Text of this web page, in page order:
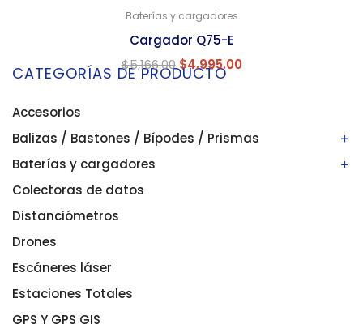
Baterías y cargadores
Cargador Q75-E
$5,166.00$4,995.00
CATEGORÍAS DE PRODUCTO
Accesorios
Balizas / Bastones / Bípodes / Prismas
Bastones/balizas
Bípodes
Prismas
Baterías y cargadores
Baterías
Cargadores
Colectoras de datos
Distanciómetros
Drones
Escáneres láser
Estaciones Totales
GPS Y GPS GIS